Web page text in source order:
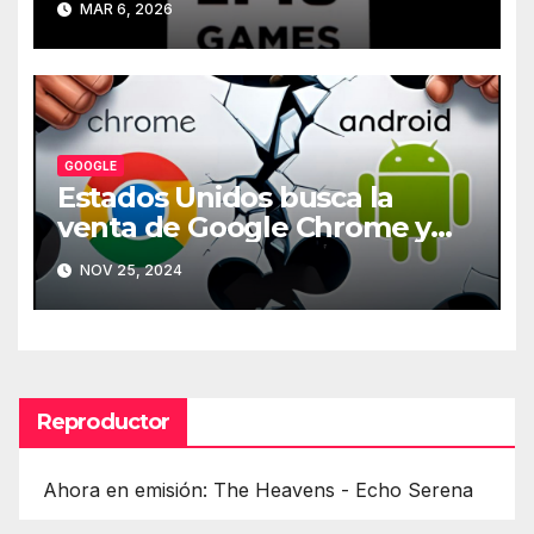
MAR 6, 2026
GOOGLE
Estados Unidos busca la
venta de Google Chrome y
Android
NOV 25, 2024
Reproductor
Ahora en emisión: The Heavens - Echo Serena